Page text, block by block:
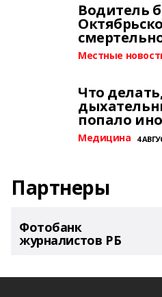
Водитель
Местные
Что
попало
Медицина 4
Партнеры
Фотобанк
журналистов РБ